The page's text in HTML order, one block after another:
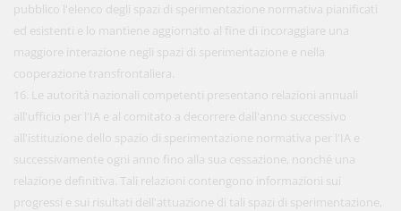
pubblico l'elenco degli spazi di sperimentazione normativa pianificati
ed esistenti e lo mantiene aggiornato al fine di incoraggiare una
maggiore interazione negli spazi di sperimentazione e nella
cooperazione transfrontaliera.
16. Le autorità nazionali competenti presentano relazioni annuali
all'ufficio per l'IA e al comitato a decorrere dall'anno successivo
all'istituzione dello spazio di sperimentazione normativa per l'IA e
successivamente ogni anno fino alla sua cessazione, nonché una
relazione definitiva. Tali relazioni contengono informazioni sui
progressi e sui risultati dell'attuazione di tali spazi di sperimentazione,